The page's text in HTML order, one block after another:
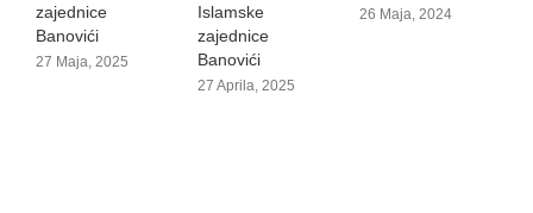
zajednice
Banovići
27 Maja, 2025
Islamske
zajednice
Banovići
27 Aprila, 2025
26 Maja, 2024